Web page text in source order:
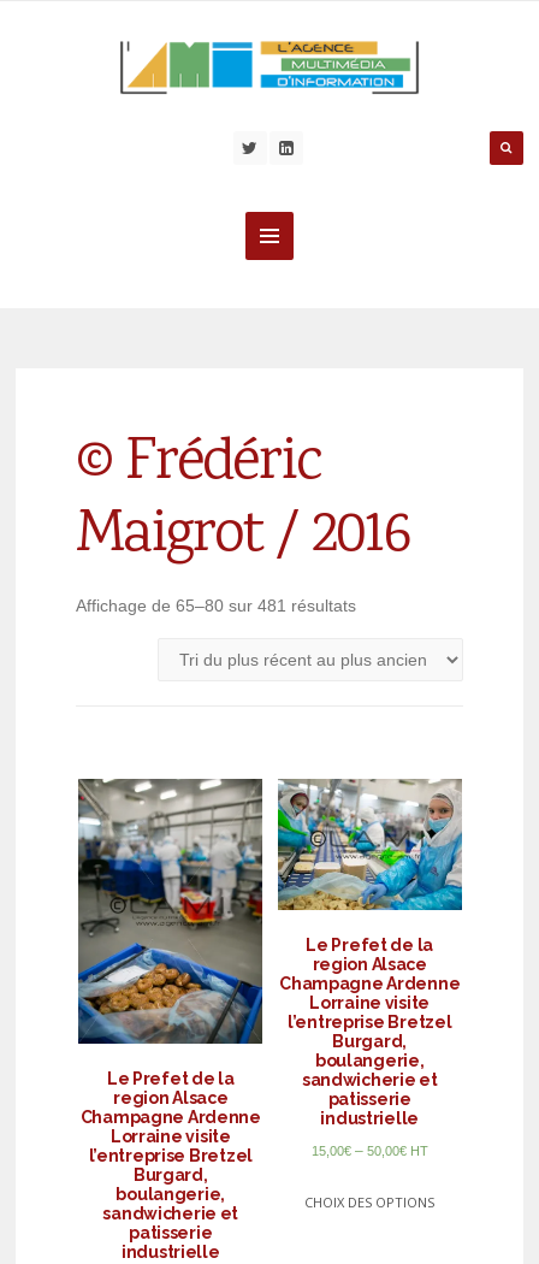
© Frédéric
Maigrot / 2016
Affichage de 65–80 sur 481 résultats
Le Prefet de la
region Alsace
Champagne Ardenne
Lorraine visite
l’entreprise Bretzel
Burgard,
boulangerie,
sandwicherie et
patisserie
industrielle
Le Prefet de la
region Alsace
Champagne Ardenne
Lorraine visite
l’entreprise Bretzel
Burgard,
boulangerie,
sandwicherie et
patisserie
industrielle
15,00€– 50,00€ HT
CHOIX DES OPTIONS